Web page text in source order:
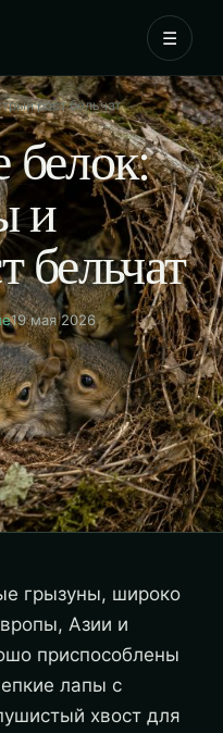
☰
рост бельчат
и
бельчат
19 мая 2026
грызуны, широко
Азии и
приспособлены
лапы с
хвост для